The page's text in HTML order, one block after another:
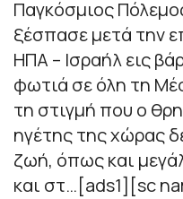
Παγκόσμιος
ξέσπασε μετά την
ΗΠΑ – Ισραήλ εις
φωτιά σε όλη τη
τη στιγμή που ο
ηγέτης της χώρας
ζωή, όπως και
και στ…[ads1][sc